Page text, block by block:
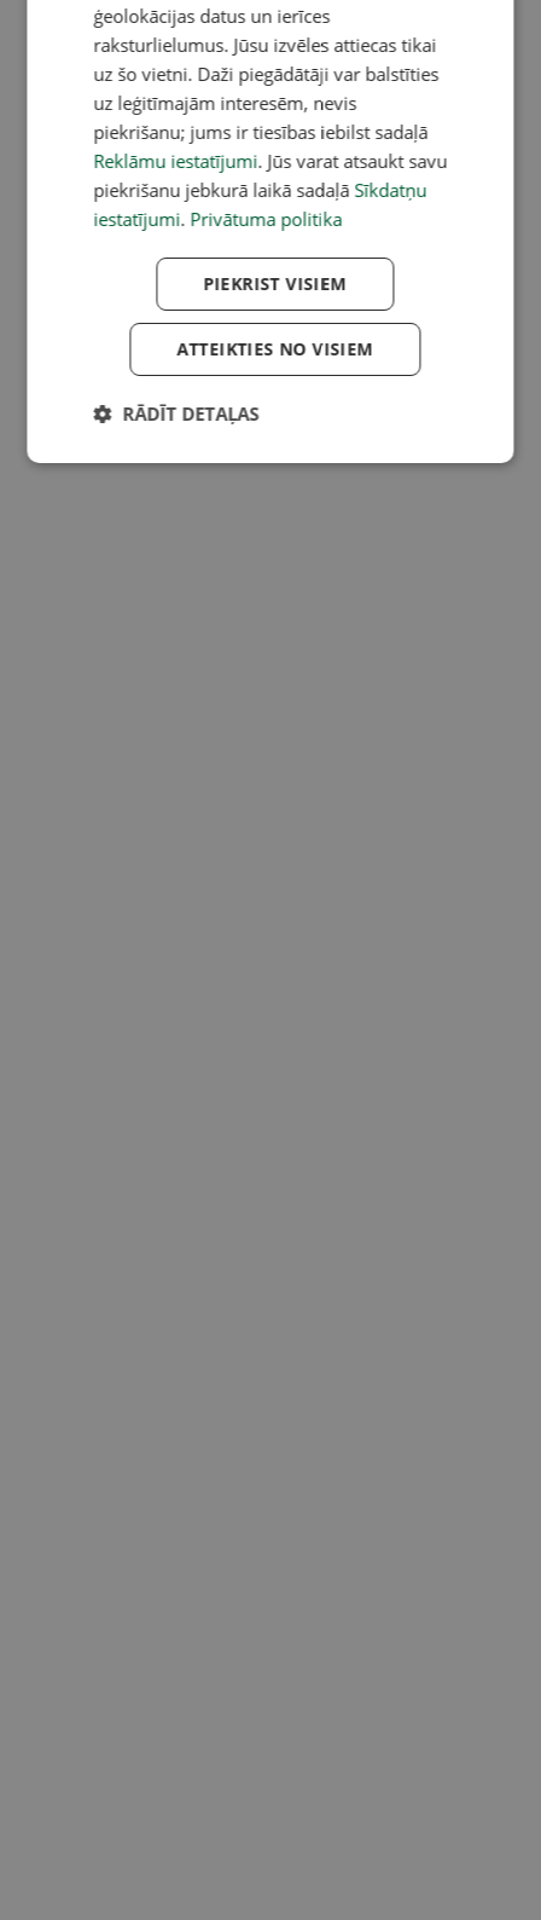
ģeolokācijas datus un ierīces
raksturlielumus. Jūsu izvēles attiecas tikai
uz šo vietni. Daži piegādātāji var balstīties
uz leģitīmajām interesēm, nevis
piekrišanu; jums ir tiesības iebilst sadaļā
Reklāmu iestatījumi. Jūs varat atsaukt savu
piekrišanu jebkurā laikā sadaļā Sīkdatņu
iestatījumi. Privātuma politika
PIEKRIST VISIEM
ATTEIKTIES NO VISIEM
RĀDĪT DETAĻAS